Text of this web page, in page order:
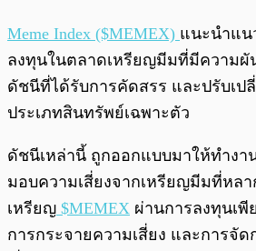
Meme Index ($MEMEX) แนะนำแน
ลงทุนในตลาดเหรียญมีมที่มีความผั
ดัชนีที่ได้รับการคัดสรร และปรับเป
ประเภทสินทรัพย์เฉพาะตัว
ดัชนีเหล่านี้ ถูกออกแบบมาให้ทำงา
มอบความเสี่ยงจากเหรียญมีมที่หล
เหรียญ $MEMEX ผ่านการลงทุนเพี
การกระจายความเสี่ยง และการจัด